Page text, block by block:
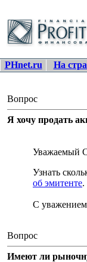
PHnet.ru
На
Вопрос
Я хочу продать
Уважаемый
Узнать
об эмитенте.
С
Вопрос
Имеют ли